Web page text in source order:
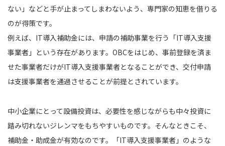
ない」などと手が止まってしまわないよう、専門家の知恵を借りる
のが得策です。
例えば、IT導入補助金には、申請の補助事業を行う「IT導入支援
事業者」という存在があります。OBCをはじめ、事前登録を済ま
せた事業者だけがIT導入支援事業者となることができ、交付申請
は支援事業者を通過させることが前提とされています。
中小企業にとって設備投資は、必要性を感じながらも中々投資に
踏み切れないジレンマをもちやすいものです。そんなときこそ、
補助金・助成金が有効なのです。「IT導入支援事業者」のような